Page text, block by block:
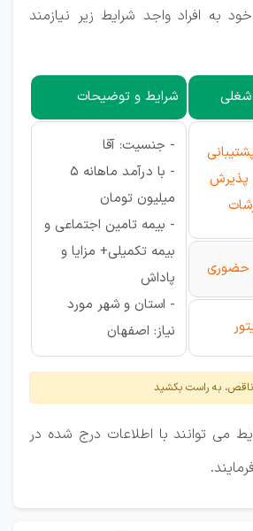
به افراد واجد شرایط زیر نیازمند
شغلی شرایط و توضیحات
- جنسیت: آقا
- با درآمد ماهانه 5
میلیون تومان
- بیمه تامین اجتماعی و
بیمه تکمیلی+ مزایا و
پاداش
- استان و شهر مورد
نیاز: اصفهان
حضوری
به راست بکشید
می توانند با اطلاعات درج شده در